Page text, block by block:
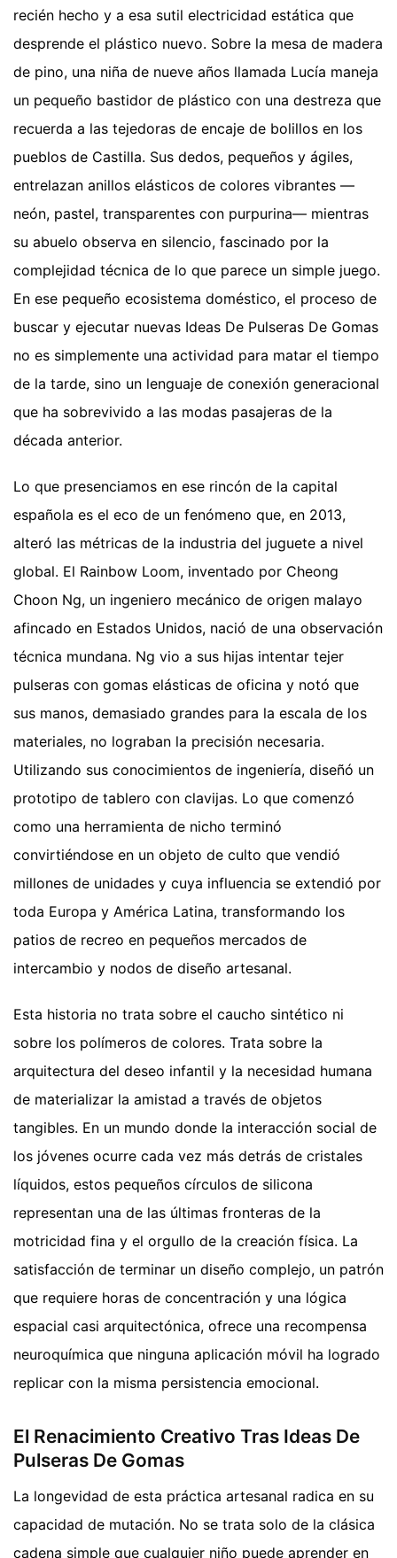
recién hecho y a esa sutil electricidad estática que
desprende el plástico nuevo. Sobre la mesa de madera
de pino, una niña de nueve años llamada Lucía maneja
un pequeño bastidor de plástico con una destreza que
recuerda a las tejedoras de encaje de bolillos en los
pueblos de Castilla. Sus dedos, pequeños y ágiles,
entrelazan anillos elásticos de colores vibrantes —
neón, pastel, transparentes con purpurina— mientras
su abuelo observa en silencio, fascinado por la
complejidad técnica de lo que parece un simple juego.
En ese pequeño ecosistema doméstico, el proceso de
buscar y ejecutar nuevas Ideas De Pulseras De Gomas
no es simplemente una actividad para matar el tiempo
de la tarde, sino un lenguaje de conexión generacional
que ha sobrevivido a las modas pasajeras de la
década anterior.
Lo que presenciamos en ese rincón de la capital
española es el eco de un fenómeno que, en 2013,
alteró las métricas de la industria del juguete a nivel
global. El Rainbow Loom, inventado por Cheong
Choon Ng, un ingeniero mecánico de origen malayo
afincado en Estados Unidos, nació de una observación
técnica mundana. Ng vio a sus hijas intentar tejer
pulseras con gomas elásticas de oficina y notó que
sus manos, demasiado grandes para la escala de los
materiales, no lograban la precisión necesaria.
Utilizando sus conocimientos de ingeniería, diseñó un
prototipo de tablero con clavijas. Lo que comenzó
como una herramienta de nicho terminó
convirtiéndose en un objeto de culto que vendió
millones de unidades y cuya influencia se extendió por
toda Europa y América Latina, transformando los
patios de recreo en pequeños mercados de
intercambio y nodos de diseño artesanal.
Esta historia no trata sobre el caucho sintético ni
sobre los polímeros de colores. Trata sobre la
arquitectura del deseo infantil y la necesidad humana
de materializar la amistad a través de objetos
tangibles. En un mundo donde la interacción social de
los jóvenes ocurre cada vez más detrás de cristales
líquidos, estos pequeños círculos de silicona
representan una de las últimas fronteras de la
motricidad fina y el orgullo de la creación física. La
satisfacción de terminar un diseño complejo, un patrón
que requiere horas de concentración y una lógica
espacial casi arquitectónica, ofrece una recompensa
neuroquímica que ninguna aplicación móvil ha logrado
replicar con la misma persistencia emocional.
El Renacimiento Creativo Tras Ideas De
Pulseras De Gomas
La longevidad de esta práctica artesanal radica en su
capacidad de mutación. No se trata solo de la clásica
cadena simple que cualquier niño puede aprender en